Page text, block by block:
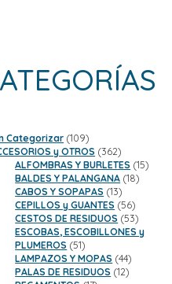
Categorizar 109109
productos
y OTROS 362362
productos
ALFOMBRAS Y BURLETES 1515
BALDES Y PALANGANA 1818
CABOS Y SOPAPAS 1313
productos
CEPILLOS y GUANTES 5656
productos
CESTOS DE RESIDUOS 5353
productos
ESCOBAS, ESCOBILLONES y
PLUMEROS 5151
productos
LAMPAZOS Y MOPAS 4444
productos
PALAS DE RESIDUOS 1212